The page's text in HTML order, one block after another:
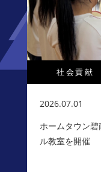
社会貢献
2026.07.01
ホームタウン
ル教室を開催